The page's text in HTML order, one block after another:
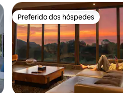
Preferido dos hóspedes
Preferido dos hóspedes